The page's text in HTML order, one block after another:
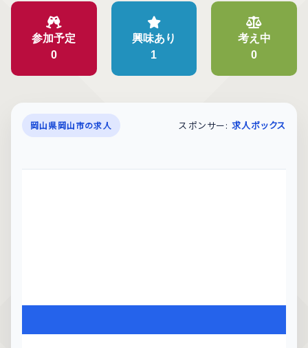
参加予定
0
興味あり
1
考え中
0
岡山県岡山市の求人 スポンサー: 求人ボックス